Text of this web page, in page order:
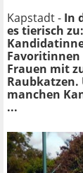
Kapstadt - In
es tierisch
Favoritinnen
Frauen mit
Raubkatzen.
manchen
...